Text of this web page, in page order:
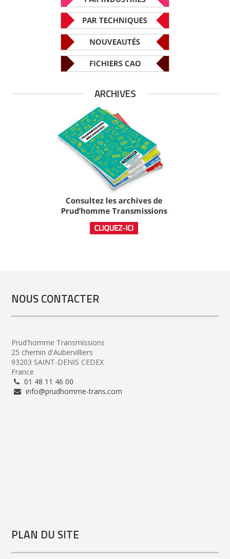
ARCHIVES
NOUS CONTACTER
Prud'homme Transmissions
25 chemin d'Aubervilliers
93203 SAINT-DENIS CEDEX
France
01 48 11 46 00
info@prudhomme-trans.com
PLAN DU SITE